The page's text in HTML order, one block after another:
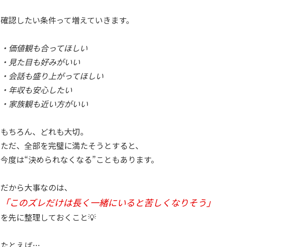
確認したい条件って増えていきます。
・価値観も合ってほしい
・見た目も好みがいい
・会話も盛り上がってほしい
・年収も安心したい
・家族観も近い方がいい
もちろん、どれも大切。
ただ、全部を完璧に満たそうとすると、
今度は“決められなくなる”こともあります。
だから大事なのは、
「このズレだけは長く一緒にいると苦しくなりそう」
を先に整理しておくこと💡